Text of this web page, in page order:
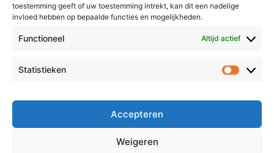
toestemming geeft of uw toestemming intrekt, kan dit een nadelige
invloed hebben op bepaalde functies en mogelijkheden.
Functioneel Altijd actief
Statistieken
Accepteren
Weigeren
Maasgouw
Echt-Susteren
Roermond
Radio & TV